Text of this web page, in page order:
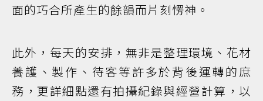
面的巧合所產生的餘韻而片刻愣神。
此外，每天的安排，無非是整理環境、花材
養護、製作、待客等許多於背後運轉的庶
務，更詳細點還有拍攝紀錄與經營計算，以